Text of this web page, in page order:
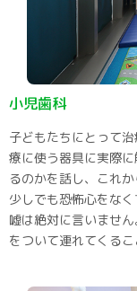
小児歯科
子どもたちにとって
療に使う器具に実際
るのかを話し、これ
少しでも恐怖心をな
嘘は絶対に言いませ
をついて連れてくる